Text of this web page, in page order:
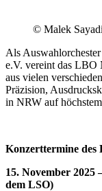
© Malek Sayadi
Als
e.V. vereint das LBO
aus vielen
Präzision,
in NRW auf
Konzerttermine des
15. November 2025
dem LSO)